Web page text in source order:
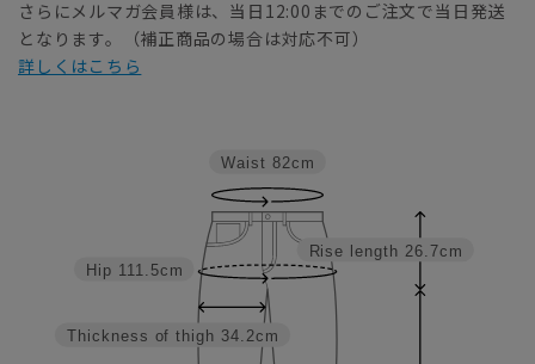
さらにメルマガ会員様は、当日12:00までのご注文で当日発送
となります。（補正商品の場合は対応不可）
詳しくはこちら
Rise length 26.7cm
Thickness of thigh 34.2cm
Hip 111.5cm
Waist 82cm